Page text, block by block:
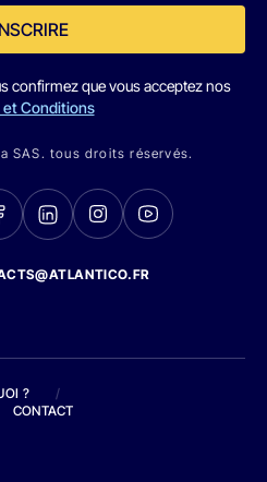
confirmez que vous acceptez nos
et Conditions
SAS. tous droits réservés.
?
/
CONTACT